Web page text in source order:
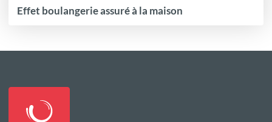
Effet boulangerie assuré à la maison